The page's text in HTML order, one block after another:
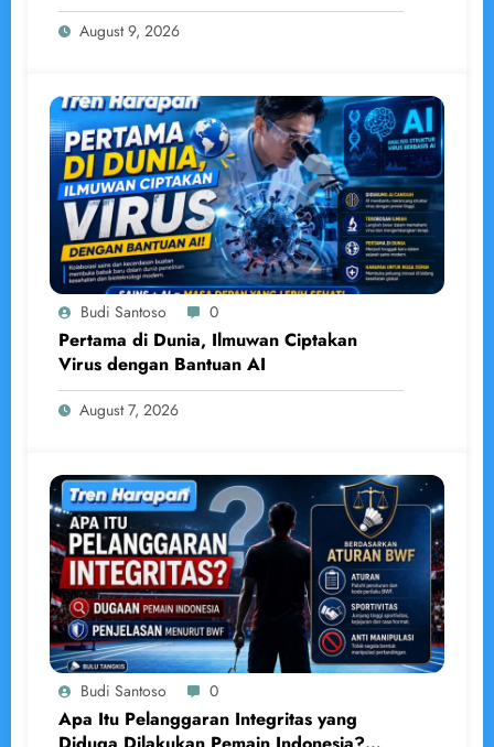
August 9, 2026
Budi Santoso 0
Pertama di Dunia, Ilmuwan Ciptakan
Virus dengan Bantuan AI
August 7, 2026
Budi Santoso 0
Apa Itu Pelanggaran Integritas yang